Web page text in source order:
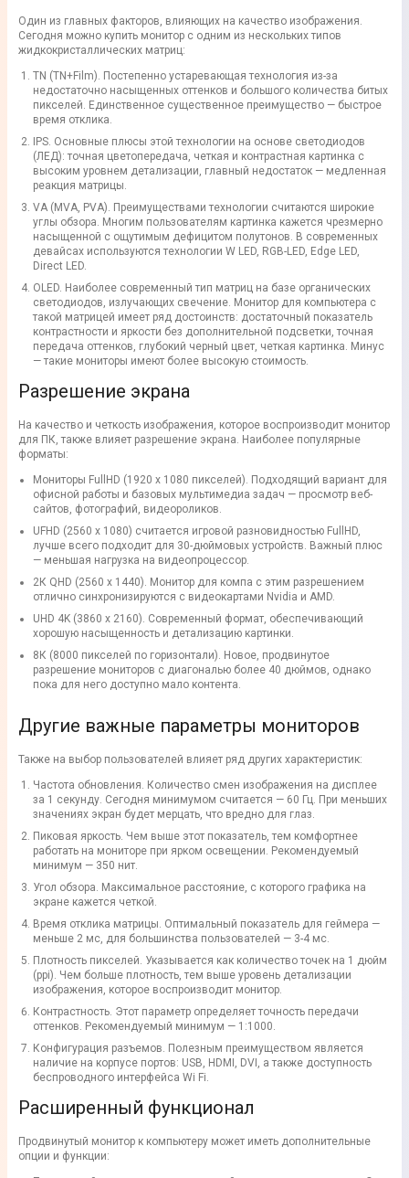
Один из главных факторов, влияющих на качество изображения.
Сегодня можно купить монитор с одним из несколькихтипов
жидкокристаллических матриц:
TN (TN+Film). Постепенно устаревающая технология из-за
недостаточно насыщенных оттенков и большого количества битых
пикселей. Единственное существенное преимущество — быстрое
время отклика.
IPS. Основные плюсы этой технологии на основе светодиодов
(ЛЕД): точная цветопередача, четкая и контрастная картинка с
высоким уровнем детализации, главный недостаток — медленная
реакция матрицы.
VA (MVA, PVA). Преимуществами технологии считаются широкие
углы обзора. Многим пользователям картинка кажется чрезмерно
насыщенной с ощутимым дефицитом полутонов. В современных
девайсах используются технологии W LED, RGB-LED, Edge LED,
Direct LED.
OLED. Наиболее современный тип матриц на базе органических
светодиодов, излучающих свечение. Монитор для компьютера с
такой матрицей имеет ряд достоинств: достаточный показатель
контрастности и яркости без дополнительной подсветки, точная
передача оттенков, глубокий черный цвет, четкая картинка. Минус
— такие мониторы имеют более высокую стоимость.
Разрешение экрана
На качество и четкость изображения, которое воспроизводит монитор
для ПК, также влияет разрешение экрана. Наиболее популярные
форматы:
Мониторы FullHD (1920 х 1080 пикселей). Подходящий вариант для
офисной работы и базовых мультимедиа задач — просмотр веб-
сайтов, фотографий, видеороликов.
UFHD (2560 х 1080) считается игровой разновидностью FullHD,
лучше всего подходит для 30-дюймовых устройств. Важный плюс
— меньшая нагрузка на видеопроцессор.
2К QHD (2560 х 1440). Монитор для компа с этим разрешением
отлично синхронизируются с видеокартами Nvidia и AMD.
UHD 4K (3860 x 2160). Современный формат, обеспечивающий
хорошую насыщенность и детализацию картинки.
8К (8000 пикселей по горизонтали). Новое, продвинутое
разрешение мониторов с диагональю более 40 дюймов, однако
пока для него доступно мало контента.
Другие важные параметры мониторов
Также на выбор пользователей влияет ряд других характеристик:
Частота обновления. Количество смен изображения на дисплее
за 1 секунду. Сегодня минимумом считается — 60 Гц. При меньших
значениях экран будет мерцать, что вредно для глаз.
Пиковая яркость. Чем выше этот показатель, тем комфортнее
работать на мониторе при ярком освещении. Рекомендуемый
минимум — 350 нит.
Угол обзора. Максимальное расстояние, с которого графика на
экране кажется четкой.
Время отклика матрицы. Оптимальный показатель для геймера —
меньше 2 мс, для большинства пользователей — 3-4 мс.
Плотность пикселей. Указывается как количествоточек на 1 дюйм
(ppi). Чем больше плотность, тем выше уровень детализации
изображения, которое воспроизводит монитор.
Контрастность. Этот параметр определяет точность передачи
оттенков. Рекомендуемый минимум — 1:1000.
Конфигурация разъемов. Полезным преимуществом является
наличие на корпусе портов: USB, HDMI , DVI , а также доступность
беспроводного интерфейса Wi Fi.
Расширенный функционал
Продвинутый монитор к компьютеру может иметь дополнительные
опции и функции: